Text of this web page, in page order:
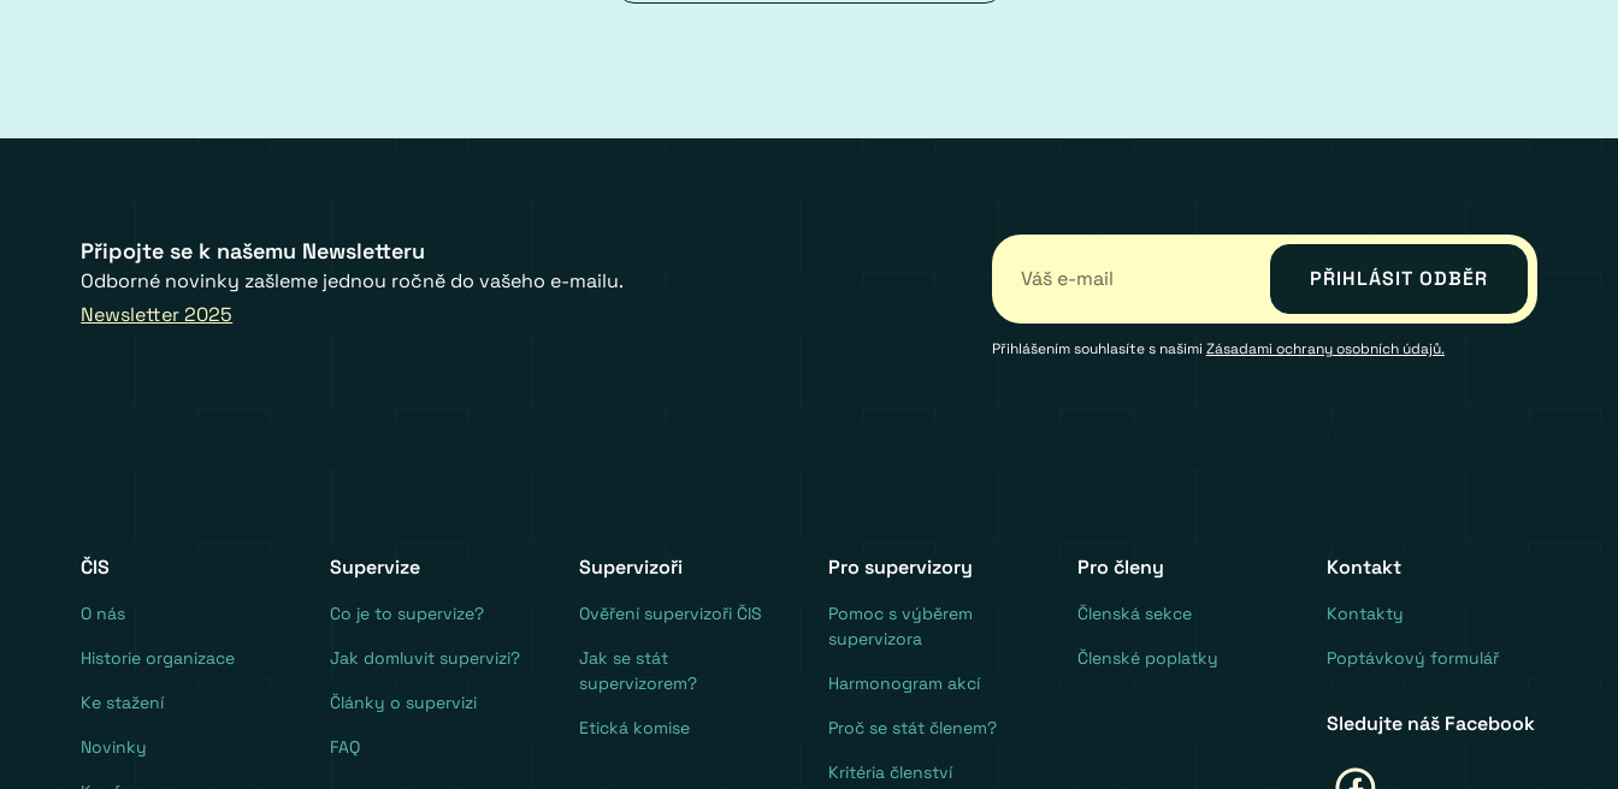
Připojte se k našemu Newsletteru
Odborné novinky zašleme jednou ročně do vašeho e-mailu.
Newsletter 2025
Přihlášením souhlasíte s našimi Zásadami ochrany osobních údajů.
ČIS
O nás
Historie organizace
Ke stažení
Novinky
Supervize
Co je to supervize?
Jak domluvit supervizi?
Články o supervizi
FAQ
Supervizoři
Ověření supervizoři ČIS
Jak se stát
supervizorem?
Etická komise
Pro supervizory
Pomoc s výběrem
supervizora
Harmonogram akcí
Proč se stát členem?
Kritéria členství
Pro členy
‍Členská sekce
Členské poplatky
Kontakt
Kontakty
Poptávkový formulář
Sledujte náš Facebook